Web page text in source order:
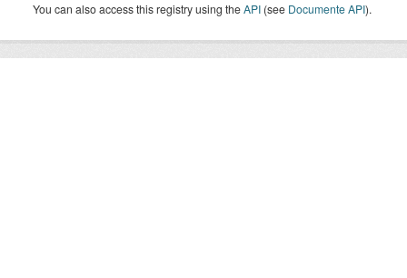
You can also access this registry using theAPI (see Documente API).